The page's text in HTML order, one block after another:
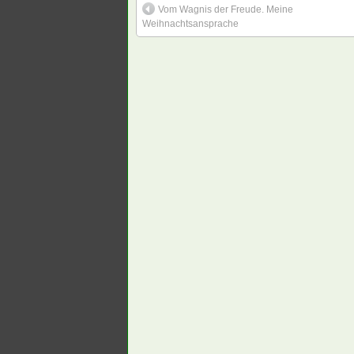
Vom Wagnis der Freude. Meine
Weihnachtsansprache